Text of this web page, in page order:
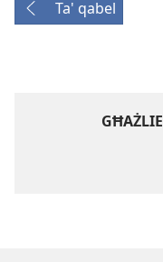
Ta' qabel